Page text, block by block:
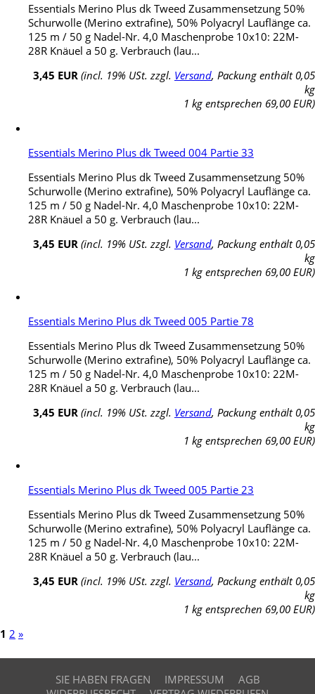
Essentials Merino Plus dk Tweed Zusammensetzung 50%
Schurwolle (Merino extrafine), 50% Polyacryl Lauflänge ca.
125 m / 50 g Nadel-Nr. 4,0 Maschenprobe 10x10: 22M-
28R Knäuel a 50 g. Verbrauch (lau...
3,45 EUR (incl. 19% USt. zzgl. Versand, Packung enthält 0,05
kg
1 kg entsprechen 69,00 EUR)
Essentials Merino Plus dk Tweed 004 Partie 33
Essentials Merino Plus dk Tweed Zusammensetzung 50%
Schurwolle (Merino extrafine), 50% Polyacryl Lauflänge ca.
125 m / 50 g Nadel-Nr. 4,0 Maschenprobe 10x10: 22M-
28R Knäuel a 50 g. Verbrauch (lau...
3,45 EUR (incl. 19% USt. zzgl. Versand, Packung enthält 0,05
kg
1 kg entsprechen 69,00 EUR)
Essentials Merino Plus dk Tweed 005 Partie 78
Essentials Merino Plus dk Tweed Zusammensetzung 50%
Schurwolle (Merino extrafine), 50% Polyacryl Lauflänge ca.
125 m / 50 g Nadel-Nr. 4,0 Maschenprobe 10x10: 22M-
28R Knäuel a 50 g. Verbrauch (lau...
3,45 EUR (incl. 19% USt. zzgl. Versand, Packung enthält 0,05
kg
1 kg entsprechen 69,00 EUR)
Essentials Merino Plus dk Tweed 005 Partie 23
Essentials Merino Plus dk Tweed Zusammensetzung 50%
Schurwolle (Merino extrafine), 50% Polyacryl Lauflänge ca.
125 m / 50 g Nadel-Nr. 4,0 Maschenprobe 10x10: 22M-
28R Knäuel a 50 g. Verbrauch (lau...
3,45 EUR (incl. 19% USt. zzgl. Versand, Packung enthält 0,05
kg
1 kg entsprechen 69,00 EUR)
1 2 »
SIE HABEN FRAGEN IMPRESSUM
AGB